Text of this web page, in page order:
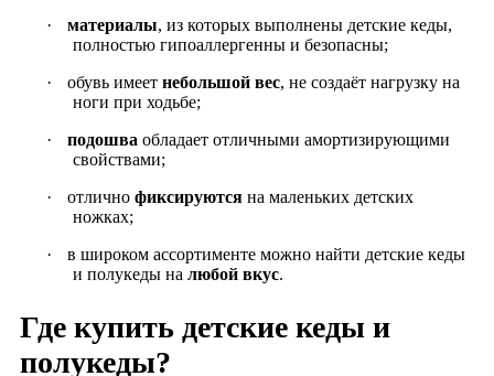
·
материалы, из которых выполнены детские кеды,
полностью гипоаллергенны и безопасны;
·
обувь имеет небольшой вес, не создаёт нагрузку на
ноги при ходьбе;
·
подошва обладает отличными амортизирующими
свойствами;
·
отлично фиксируются на маленьких детских
ножках;
·
в широком ассортименте можно найти детские кеды
и полукеды на любой вкус.
Где купить детские кеды и
полукеды?